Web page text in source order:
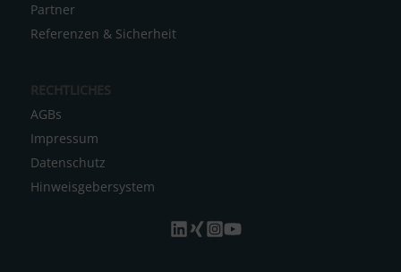
Partner
Referenzen & Sicherheit
RECHTLICHES
AGBs
Impressum
Datenschutz
Hinweisgebersystem